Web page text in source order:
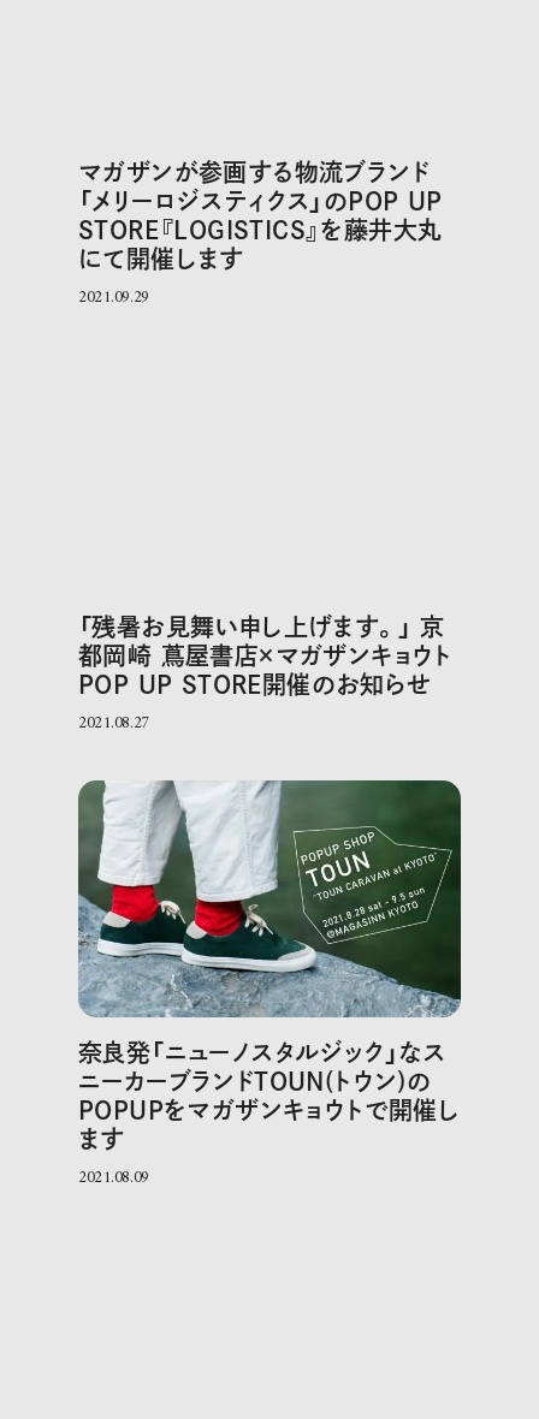
マガザンが参画する物流ブランド
「メリーロジスティクス」のPOP UP
STORE『LOGISTICS』を藤井大丸
にて開催します
2021.09.29
「残暑お見舞い申し上げます。」 京
都岡崎 蔦屋書店×マガザンキョウト
POP UP STORE開催のお知らせ
2021.08.27
奈良発「ニューノスタルジック」なス
ニーカーブランドTOUN(トウン)の
POPUPをマガザンキョウトで開催し
ます
2021.08.09